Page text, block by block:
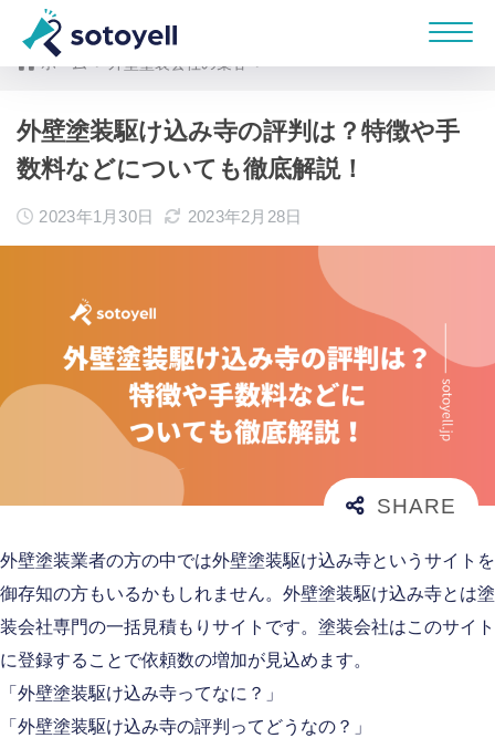
ホーム 外壁塗装会社の集客
外壁塗装駆け込み寺の評判は？特徴や手
数料などについても徹底解説！
2023年1月30日 2023年2月28日
外壁塗装業者の方の中では外壁塗装駆け込み寺というサイトを
御存知の方もいるかもしれません。外壁塗装駆け込み寺とは塗
装会社専門の一括見積もりサイトです。塗装会社はこのサイト
に登録することで依頼数の増加が見込めます。
「外壁塗装駆け込み寺ってなに？」
「外壁塗装駆け込み寺の評判ってどうなの？」